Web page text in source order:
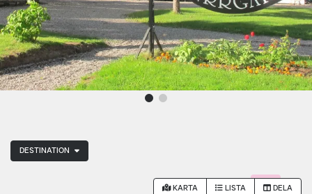
DESTINATION
KARTA LISTA DELA